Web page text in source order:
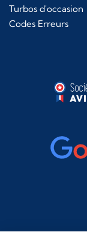
Turbos d'occasion
Codes Erreurs